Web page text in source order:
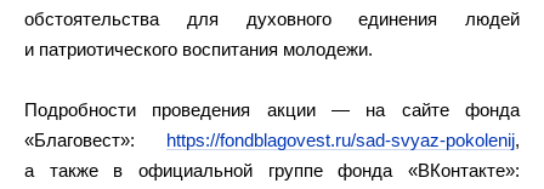
обстоятельства для духовного единения людей
и патриотического воспитания молодежи.
Подробности проведения акции — на сайте фонда
«Благовест»: https://fondblagovest.ru/sad-svyaz-pokolenij,
а также в официальной группе фонда «ВКонтакте»: